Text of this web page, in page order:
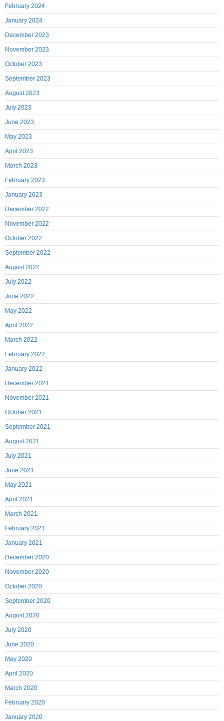
February 2024
January 2024
December 2023
November 2023
October 2023
September 2023
August 2023
July 2023
June 2023
May 2023
April 2023
March 2023
February 2023
January 2023
December 2022
November 2022
October 2022
September 2022
August 2022
July 2022
June 2022
May 2022
April 2022
March 2022
February 2022
January 2022
December 2021
November 2021
October 2021
September 2021
August 2021
July 2021
June 2021
May 2021
April 2021
March 2021
February 2021
January 2021
December 2020
November 2020
October 2020
September 2020
August 2020
July 2020
June 2020
May 2020
April 2020
March 2020
February 2020
January 2020